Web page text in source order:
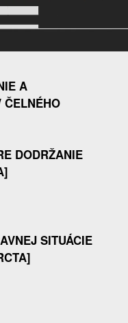
A
ČELNÉHO
DODRŽANIE
SITUÁCIE